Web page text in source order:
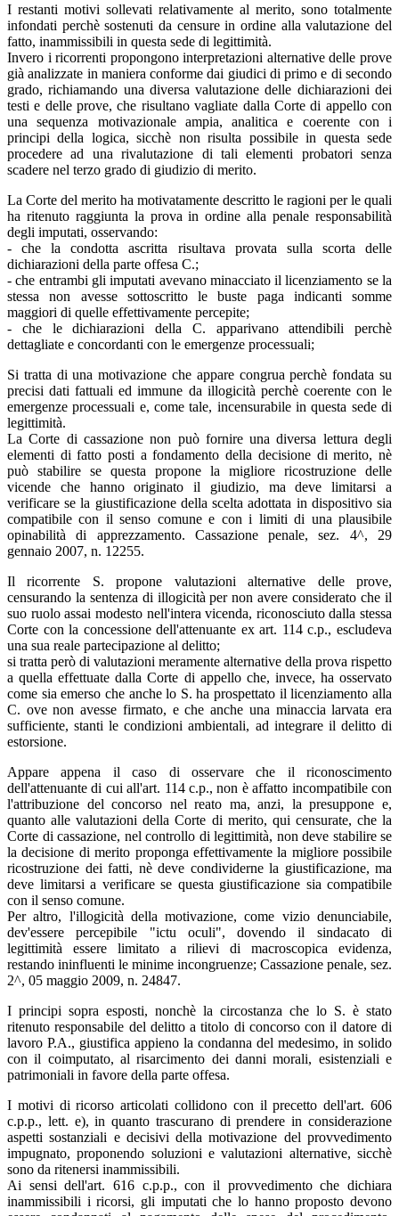
I restanti motivi sollevati relativamente al merito, sono totalmente
infondati perchè sostenuti da censure in ordine alla valutazione del
fatto, inammissibili in questa sede di legittimità.
Invero i ricorrenti propongono interpretazioni alternative delle prove
già analizzate in maniera conforme dai giudici di primo e di secondo
grado, richiamando una diversa valutazione delle dichiarazioni dei
testi e delle prove, che risultano vagliate dalla Corte di appello con
una sequenza motivazionale ampia, analitica e coerente con i
principi della logica, sicchè non risulta possibile in questa sede
procedere ad una rivalutazione di tali elementi probatori senza
scadere nel terzo grado di giudizio di merito.
La Corte del merito ha motivatamente descritto le ragioni per le quali
ha ritenuto raggiunta la prova in ordine alla penale responsabilità
degli imputati, osservando:
- che la condotta ascritta risultava provata sulla scorta delle
dichiarazioni della parte offesa C.;
- che entrambi gli imputati avevano minacciato il licenziamento se la
stessa non avesse sottoscritto le buste paga indicanti somme
maggiori di quelle effettivamente percepite;
- che le dichiarazioni della C. apparivano attendibili perchè
dettagliate e concordanti con le emergenze processuali;
Si tratta di una motivazione che appare congrua perchè fondata su
precisi dati fattuali ed immune da illogicità perchè coerente con le
emergenze processuali e, come tale, incensurabile in questa sede di
legittimità.
La Corte di cassazione non può fornire una diversa lettura degli
elementi di fatto posti a fondamento della decisione di merito, nè
può stabilire se questa propone la migliore ricostruzione delle
vicende che hanno originato il giudizio, ma deve limitarsi a
verificare se la giustificazione della scelta adottata in dispositivo sia
compatibile con il senso comune e con i limiti di una plausibile
opinabilità di apprezzamento. Cassazione penale, sez. 4^, 29
gennaio 2007, n. 12255.
Il ricorrente S. propone valutazioni alternative delle prove,
censurando la sentenza di illogicità per non avere considerato che il
suo ruolo assai modesto nell'intera vicenda, riconosciuto dalla stessa
Corte con la concessione dell'attenuante ex art. 114 c.p., escludeva
una sua reale partecipazione al delitto;
si tratta però di valutazioni meramente alternative della prova rispetto
a quella effettuate dalla Corte di appello che, invece, ha osservato
come sia emerso che anche lo S. ha prospettato il licenziamento alla
C. ove non avesse firmato, e che anche una minaccia larvata era
sufficiente, stanti le condizioni ambientali, ad integrare il delitto di
estorsione.
Appare appena il caso di osservare che il riconoscimento
dell'attenuante di cui all'art. 114 c.p., non è affatto incompatibile con
l'attribuzione del concorso nel reato ma, anzi, la presuppone e,
quanto alle valutazioni della Corte di merito, qui censurate, che la
Corte di cassazione, nel controllo di legittimità, non deve stabilire se
la decisione di merito proponga effettivamente la migliore possibile
ricostruzione dei fatti, nè deve condividerne la giustificazione, ma
deve limitarsi a verificare se questa giustificazione sia compatibile
con il senso comune.
Per altro, l'illogicità della motivazione, come vizio denunciabile,
dev'essere percepibile "ictu oculi", dovendo il sindacato di
legittimità essere limitato a rilievi di macroscopica evidenza,
restando ininfluenti le minime incongruenze; Cassazione penale, sez.
2^, 05 maggio 2009, n. 24847.
I principi sopra esposti, nonchè la circostanza che lo S. è stato
ritenuto responsabile del delitto a titolo di concorso con il datore di
lavoro P.A., giustifica appieno la condanna del medesimo, in solido
con il coimputato, al risarcimento dei danni morali, esistenziali e
patrimoniali in favore della parte offesa.
I motivi di ricorso articolati collidono con il precetto dell'art. 606
c.p.p., lett. e), in quanto trascurano di prendere in considerazione
aspetti sostanziali e decisivi della motivazione del provvedimento
impugnato, proponendo soluzioni e valutazioni alternative, sicchè
sono da ritenersi inammissibili.
Ai sensi dell'art. 616 c.p.p., con il provvedimento che dichiara
inammissibili i ricorsi, gli imputati che lo hanno proposto devono